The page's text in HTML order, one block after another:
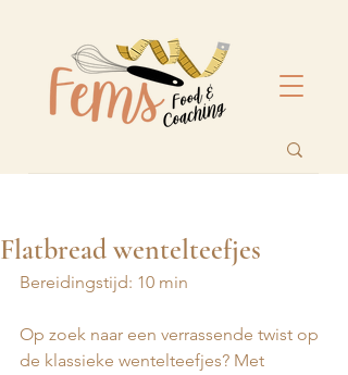
Flatbread wentelteefjes
Bereidingstijd: 10 min
Op zoek naar een verrassende twist op
de klassieke wentelteefjes? Met